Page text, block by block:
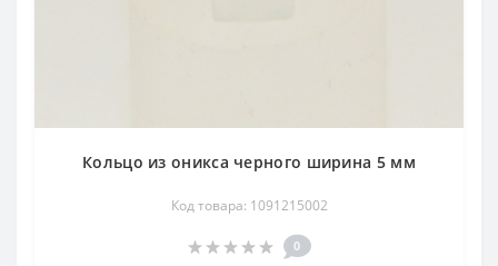
Кольцо из оникса черного ширина 5 мм
Код товара: 1091215002
0